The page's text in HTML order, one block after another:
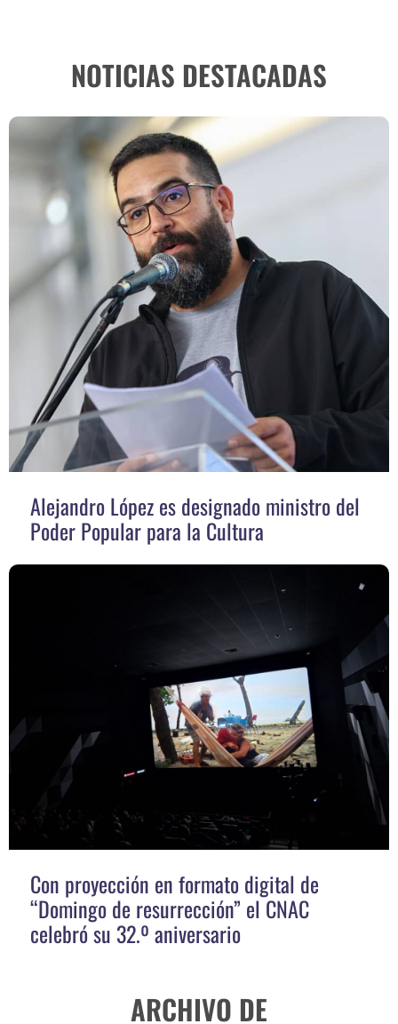
NOTICIAS DESTACADAS
Alejandro López es designado ministro del
Poder Popular para la Cultura
Con proyección en formato digital de
“Domingo de resurrección” el CNAC
celebró su 32.º aniversario
ARCHIVO DE